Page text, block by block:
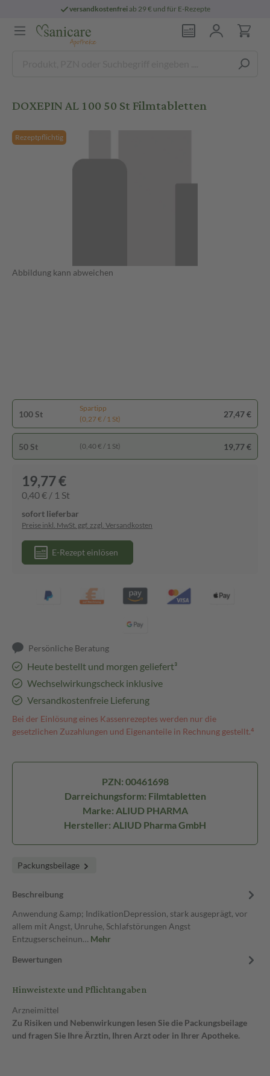
versandkostenfreiab 29 € und für E-Rezepte
DOXEPIN AL 100 50 St Filmtabletten
Rezeptpflichtig
Abbildung kann abweichen
100 St
Spartipp
(0,27 € / 1 St)
27,47 €
50 St (0,40 € / 1 St) 19,77 €
19,77 €
0,40 € / 1 St
sofort lieferbar
Preise inkl. MwSt. ggf. zzgl. Versandkosten
E-Rezept einlösen
Persönliche Beratung
Heute bestellt und morgen geliefert³
Wechselwirkungscheck inklusive
Versandkostenfreie Lieferung
Bei der Einlösung eines Kassenrezeptes werden nur die
gesetzlichen Zuzahlungen und Eigenanteile in Rechnung gestellt.⁴
PZN: 00461698
Darreichungsform: Filmtabletten
Marke: ALIUD PHARMA
Hersteller: ALIUD Pharma GmbH
Packungsbeilage
Beschreibung
Anwendung &amp; IndikationDepression, stark ausgeprägt, vor
allem mit Angst, Unruhe, Schlafstörungen Angst
Entzugserscheinun… Mehr
Bewertungen
Hinweistexte und Pflichtangaben
Arzneimittel
Zu Risiken und Nebenwirkungen lesen Sie die Packungsbeilage
und fragen Sie Ihre Ärztin, Ihren Arzt oder in Ihrer Apotheke.